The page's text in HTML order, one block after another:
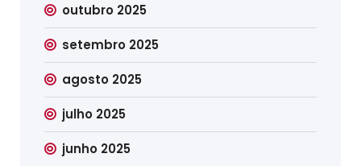
outubro 2025
setembro 2025
agosto 2025
julho 2025
junho 2025